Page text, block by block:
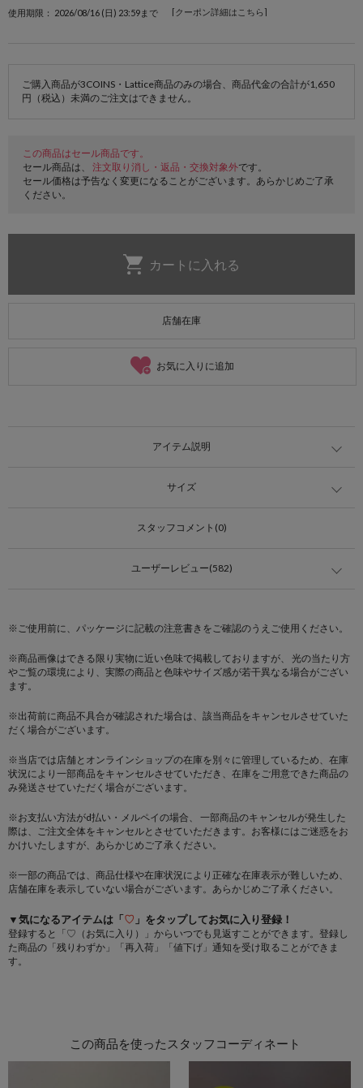
使用期限： 2026/08/16 (日) 23:59まで [クーポン詳細はこちら]
ご購入商品が3COINS・Lattice商品のみの場合、商品代金の合計が1,650
円（税込）未満のご注文はできません。
この商品はセール商品です。
セール商品は、 注文取り消し・返品・交換対象外です。
セール価格は予告なく変更になることがございます。あらかじめご了承
ください。
店舗在庫
お気に入りに追加
アイテム説明
サイズ
スタッフコメント(0)
ユーザーレビュー(582)
※ご使用前に、パッケージに記載の注意書きをご確認のうえご使用ください。
※商品画像はできる限り実物に近い色味で掲載しておりますが、 光の当たり方
やご覧の環境により、実際の商品と色味やサイズ感が若干異なる場合がござい
ます。
※出荷前に商品不具合が確認された場合は、該当商品をキャンセルさせていた
だく場合がございます。
※当店では店舗とオンラインショップの在庫を別々に管理しているため、在庫
状況により一部商品をキャンセルさせていただき、在庫をご用意できた商品の
み発送させていただく場合がございます。
※お支払い方法がd払い・メルペイの場合、 一部商品のキャンセルが発生した
際は、ご注文全体をキャンセルとさせていただきます。お客様にはご迷惑をお
かけいたしますが、あらかじめご了承ください。
※一部の商品では、商品仕様や在庫状況により正確な在庫表示が難しいため、
店舗在庫を表示していない場合がございます。あらかじめご了承ください。
▼気になるアイテムは「♡ 」をタップしてお気に入り登録！
登録すると「♡（お気に入り）」からいつでも見返すことができます。登録し
た商品の「残りわずか」「再入荷」「値下げ」通知を受け取ることができま
す。
この商品を使ったスタッフコーディネート